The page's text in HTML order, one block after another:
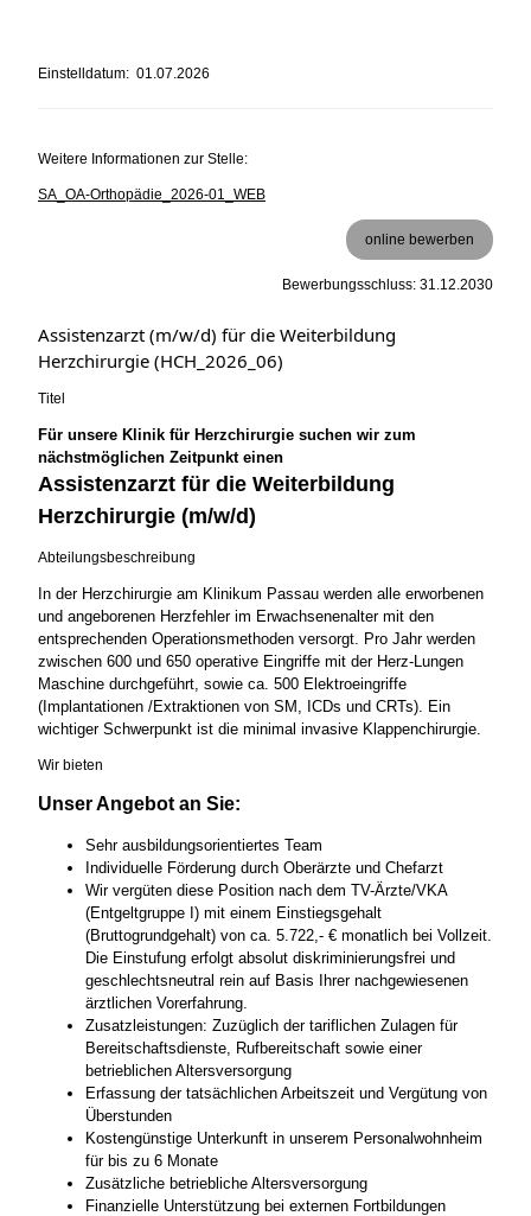
Einstelldatum: 01.07.2026
Weitere Informationen zur Stelle:
SA_OA-Orthopädie_2026-01_WEB
online bewerben
Bewerbungsschluss: 31.12.2030
Assistenzarzt (m/w/d) für die Weiterbildung
Herzchirurgie (HCH_2026_06)
Titel
Für unsere Klinik für Herzchirurgie suchen wir zum
nächstmöglichen Zeitpunkt einen
Assistenzarzt für die Weiterbildung
Herzchirurgie (m/w/d)
Abteilungsbeschreibung
In der Herzchirurgie am Klinikum Passau werden alle erworbenen
und angeborenen Herzfehler im Erwachsenenalter mit den
entsprechenden Operationsmethoden versorgt. Pro Jahr werden
zwischen 600 und 650 operative Eingriffe mit der Herz-Lungen
Maschine durchgeführt, sowie ca. 500 Elektroeingriffe
(Implantationen /Extraktionen von SM, ICDs und CRTs). Ein
wichtiger Schwerpunkt ist die minimal invasive Klappenchirurgie.
Wir bieten
Unser Angebot an Sie:
Sehr ausbildungsorientiertes Team
Individuelle Förderung durch Oberärzte und Chefarzt
Wir vergüten diese Position nach dem TV-Ärzte/VKA
(Entgeltgruppe I) mit einem Einstiegsgehalt
(Bruttogrundgehalt) von ca. 5.722,- € monatlich bei Vollzeit.
Die Einstufung erfolgt absolut diskriminierungsfrei und
geschlechtsneutral rein auf Basis Ihrer nachgewiesenen
ärztlichen Vorerfahrung.
Zusatzleistungen: Zuzüglich der tariflichen Zulagen für
Bereitschaftsdienste, Rufbereitschaft sowie einer
betrieblichen Altersversorgung
Erfassung der tatsächlichen Arbeitszeit und Vergütung von
Überstunden
Kostengünstige Unterkunft in unserem Personalwohnheim
für bis zu 6 Monate
Zusätzliche betriebliche Altersversorgung
Finanzielle Unterstützung bei externen Fortbildungen